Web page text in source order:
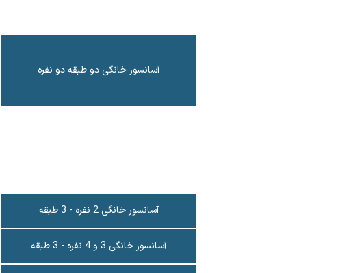
آسانسور خانگی دو طبقه دو نفره
آسانسور خانگی 2 نفره - 3 طبقه
آسانسور خانگی 3 و 4 نفره - 3 طبقه